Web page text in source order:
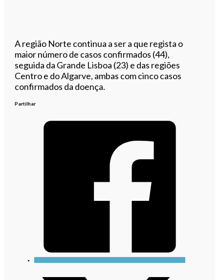
A região Norte continua a ser a que regista o
maior número de casos confirmados (44),
seguida da Grande Lisboa (23) e das regiões
Centro e do Algarve, ambas com cinco casos
confirmados da doença.
Partilhar